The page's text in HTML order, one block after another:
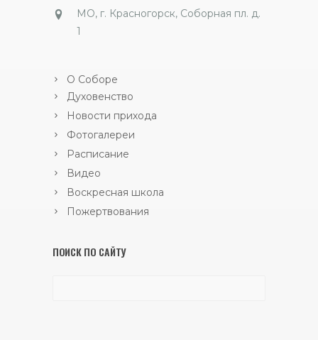
МО, г. Красногорск, Соборная пл. д.
1
О Соборе
Духовенство
Новости прихода
Фотогалереи
Расписание
Видео
Воскресная школа
Пожертвования
ПОИСК ПО САЙТУ